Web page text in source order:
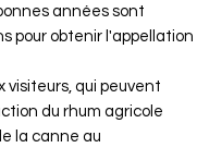
années sont
pour obtenir l'appellation
visiteurs, qui peuvent
du rhum agricole
la canne au